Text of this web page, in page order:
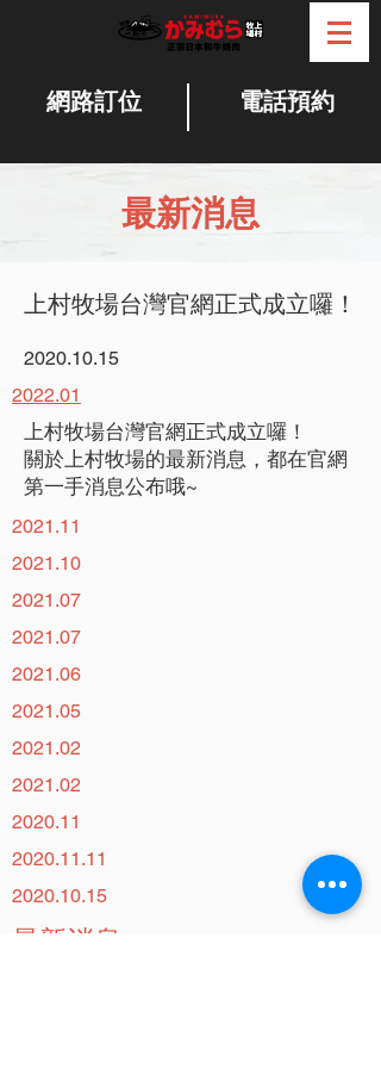
網路訂位 電話預約
最新消息
上村牧場台灣官網正式成立囉！
2020.10.15
2022.01
上村牧場台灣官網正式成立囉！
關於上村牧場的最新消息，都在官網
第一手消息公布哦~
2021.11
2021.10
2021.07
2021.07
2021.06
2021.05
2021.02
2021.02
2020.11
2020.11.11
2020.10.15
最新消息